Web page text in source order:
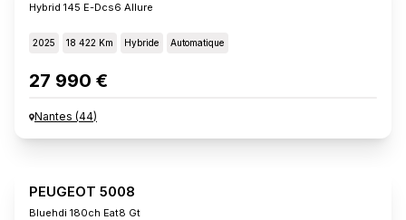
Hybrid 145 E-Dcs6 Allure
2025 18 422 Km Hybride Automatique
27 990 €
Nantes (44)
PEUGEOT 5008
Bluehdi 180ch Eat8 Gt